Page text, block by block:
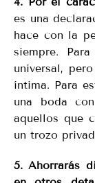
es una
hace con la
siempre.
universal,
íntima. Para
una boda
aquellos que
un trozo
5. Ahorrarás